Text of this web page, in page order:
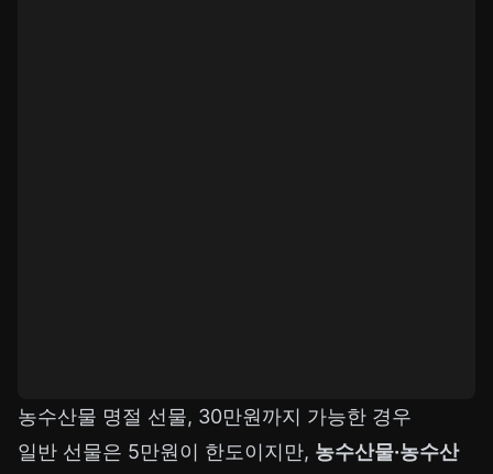
농수산물 명절 선물, 30만원까지 가능한 경우
일반 선물은 5만원이 한도이지만, 농수산물·농수산